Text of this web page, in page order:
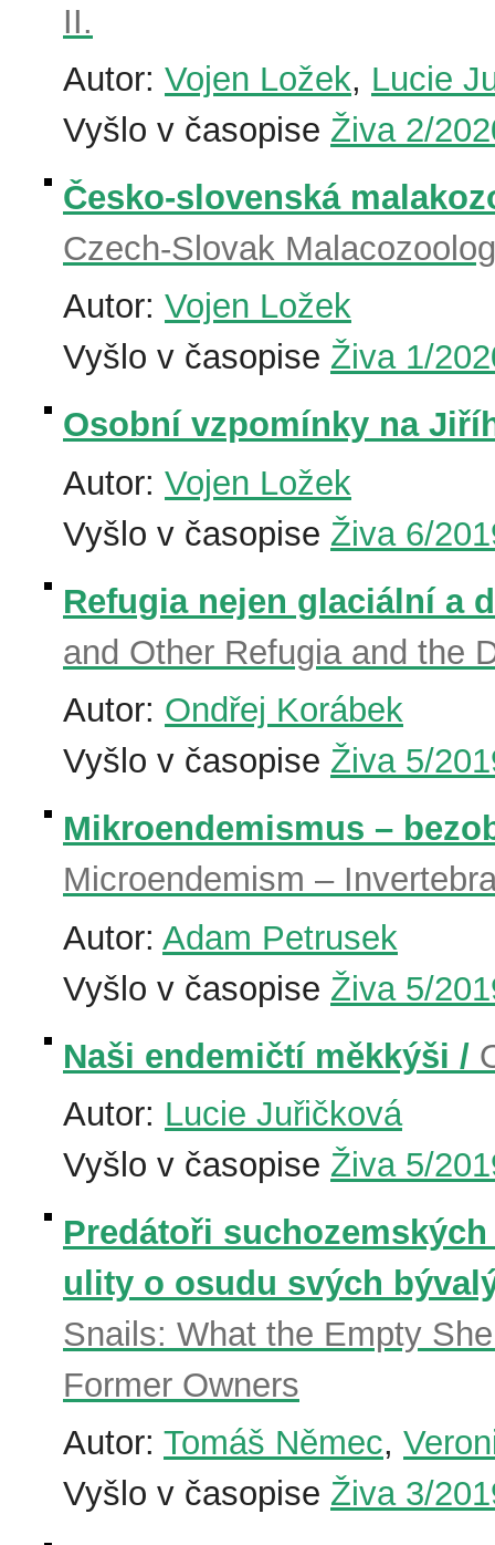
II.
Autor: Vojen Ložek, Lucie
Vyšlo v časopise Živa 2/
Česko-slovenská
Czech-Slovak
Autor: Vojen Ložek
Vyšlo v časopise Živa 1/
Osobní vzpomínky na
Autor: Vojen Ložek
Vyšlo v časopise Živa 6/
Refugia nejen glaciální a
and Other Refugia and the
Autor: Ondřej Korábek
Vyšlo v časopise Živa 5/
Mikroendemismus –
Microendemism –
Autor: Adam Petrusek
Vyšlo v časopise Živa 5/
Naši endemičtí měkkýši /
Autor: Lucie Juřičková
Vyšlo v časopise Živa 5/
Predátoři
ulity o osudu svých
Snails: What the Empty
Former Owners
Autor: Tomáš Němec,
Vyšlo v časopise Živa 3/